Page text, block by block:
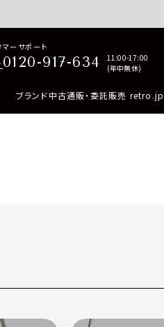
て正規品保証・返品可能（返品NG記
マーサポート
0120-917-634
11:00-17:00
(年中無休)
ブランド中古通販・委託販売